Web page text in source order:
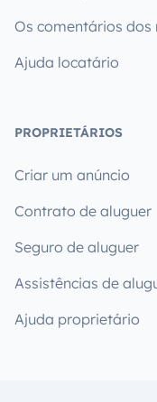
Os comentários dos
Ajuda locatário
PROPRIETÁRIOS
Criar um anúncio
Contrato de aluguer
Seguro de aluguer
Assistências de
Ajuda proprietário